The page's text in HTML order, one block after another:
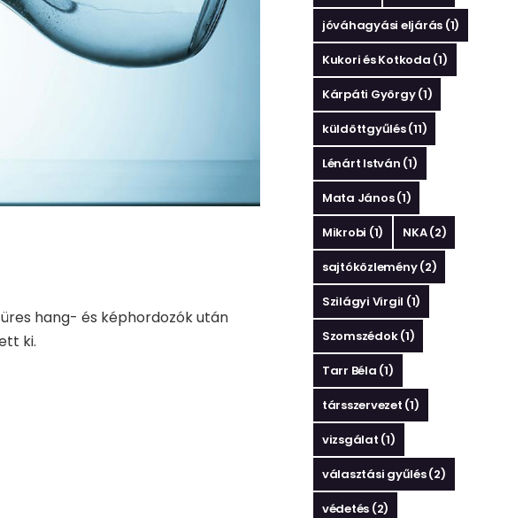
hang- és képhordozók után
ki.
jóváhagyási eljárás (1)
Kukori és Kotkoda (1)
Kárpáti György(1)
küldöttgyűlés(11)
Lénárt István (1)
Mata János(1)
Mikrobi (1) NKA(2)
sajtóközlemény(2)
Szilágyi Virgil (1)
Szomszédok(1)
Tarr Béla (1)
társszervezet (1)
vizsgálat (1)
választási gyűlés(2)
védetés (2)